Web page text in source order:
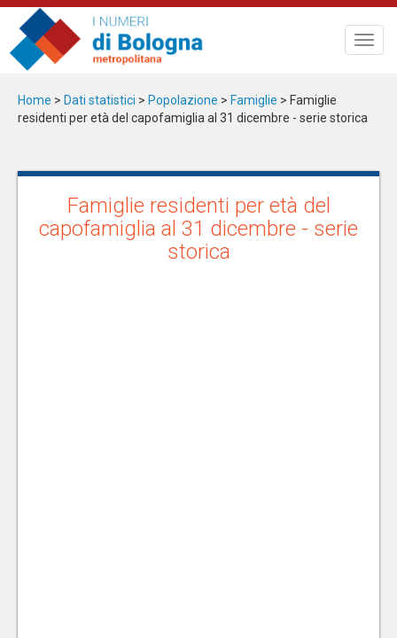
Salta
contenuto
principale
Home > Dati statistici > Popolazione > Famiglie > Famiglie
residenti per età del capofamiglia al 31 dicembre - serie storica
Famiglie residenti per età del
capofamiglia al 31 dicembre - serie
storica